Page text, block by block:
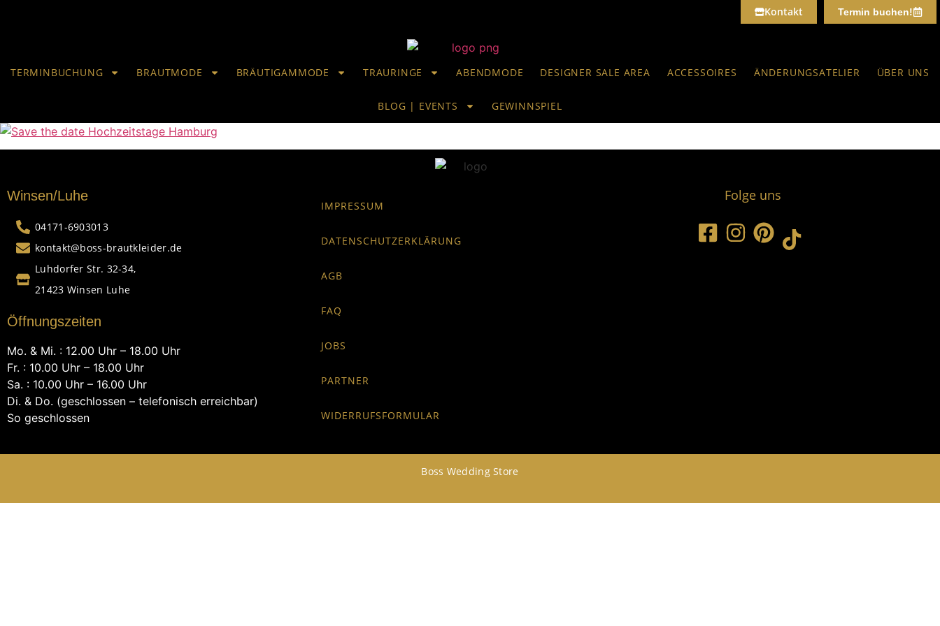
Kontakt Termin buchen!
TERMINBUCHUNG BRAUTMODE BRÄUTIGAMMODE TRAURINGE ABENDMODE DESIGNER SALE AREA ACCESSOIRES ÄNDERUNGSATELIER ÜBER UNS
BLOG | EVENTS GEWINNSPIEL
Winsen/Luhe
04171-6903013
kontakt@boss-brautkleider.de
Luhdorfer Str. 32-34,
21423 Winsen Luhe
Öffnungszeiten
Mo. & Mi. : 12.00 Uhr – 18.00 Uhr
Fr. : 10.00 Uhr – 18.00 Uhr
Sa. : 10.00 Uhr – 16.00 Uhr
Di. & Do. (geschlossen – telefonisch erreichbar)
So geschlossen
IMPRESSUM
DATENSCHUTZERKLÄRUNG
AGB
FAQ
JOBS
PARTNER
WIDERRUFSFORMULAR
Folge uns
Boss Wedding Store